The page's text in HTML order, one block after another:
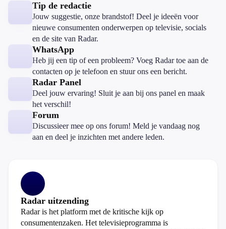
Tip de redactie
Jouw suggestie, onze brandstof! Deel je ideeën voor
nieuwe consumenten onderwerpen op televisie, socials
en de site van Radar.
WhatsApp
Heb jij een tip of een probleem? Voeg Radar toe aan de
contacten op je telefoon en stuur ons een bericht.
Radar Panel
Deel jouw ervaring! Sluit je aan bij ons panel en maak
het verschil!
Forum
Discussieer mee op ons forum! Meld je vandaag nog
aan en deel je inzichten met andere leden.
Radar uitzending
Radar is het platform met de kritische kijk op
consumentenzaken. Het televisieprogramma is